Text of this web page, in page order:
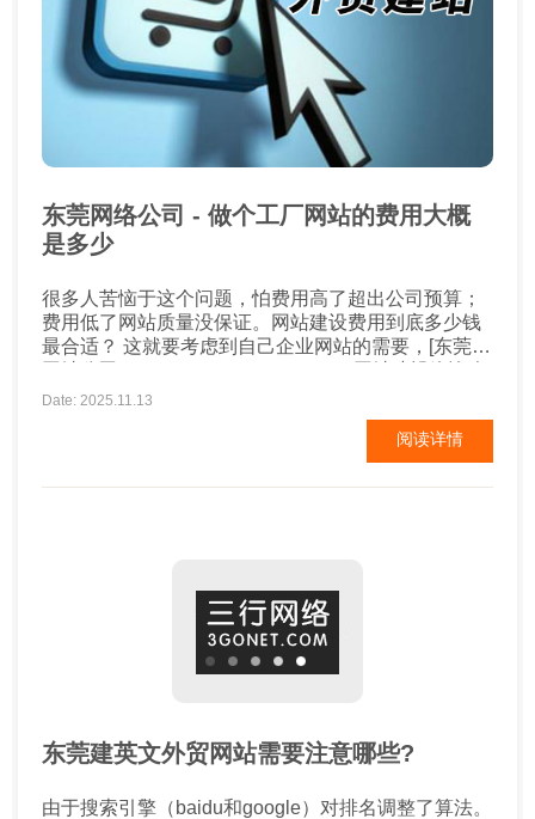
东莞网络公司 - 做个工厂网站的费用大概
是多少
很多人苦恼于这个问题，怕费用高了超出公司预算；
费用低了网站质量没保证。网站建设费用到底多少钱
最合适？ 这就要考虑到自己企业网站的需要，[东莞做
结合企业业务发展的实际需要，为您提供专业的建站
解了。 费用多少也与您要建设的网站大小有直接关
Date: 2025.11.13
阅读详情
东莞建英文外贸网站需要注意哪些?
由于搜索引擎（baidu和google）对排名调整了算法。